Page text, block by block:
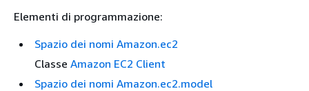
Elementi di programmazione:
Spazio dei nomi Amazon.ec2
Classe Amazon EC2 Client
Spazio dei nomi Amazon.ec2.model